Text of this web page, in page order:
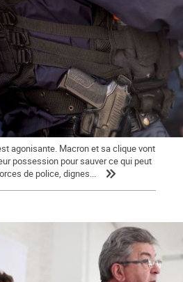
la macronie.
agonisante. Macron et sa clique vont
possession pour sauver ce qui peut
de police, dignes...